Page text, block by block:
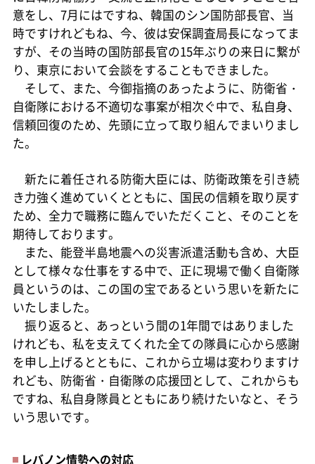
意をし、7月にはですね、韓国のシン国防部長官、当
時ですけれどもね、今、彼は安保調査局長になってま
すが、その当時の国防部長官の15年ぶりの来日に繋が
り、東京において会談をすることもできました。
そして、また、今御指摘のあったように、防衛省・
自衛隊における不適切な事案が相次ぐ中で、私自身、
信頼回復のため、先頭に立って取り組んでまいりまし
た。
新たに着任される防衛大臣には、防衛政策を引き続
き力強く進めていくとともに、国民の信頼を取り戻す
ため、全力で職務に臨んでいただくこと、そのことを
期待しております。
また、能登半島地震への災害派遣活動も含め、大臣
として様々な仕事をする中で、正に現場で働く自衛隊
員というのは、この国の宝であるという思いを新たに
いたしました。
振り返ると、あっという間の1年間ではありました
けれども、私を支えてくれた全ての隊員に心から感謝
を申し上げるとともに、これから立場は変わりますけ
れども、防衛省・自衛隊の応援団として、これからも
ですね、私自身隊員とともにあり続けたいなと、そう
いう思いです。
レバノン情勢への対応